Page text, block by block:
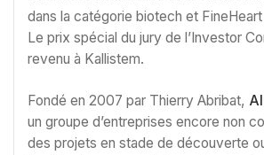
dans la catégorie biotech et
Le prix spécial du jury de l’Investor
revenu à Kallistem.
Fondé en 2007 par Thierry Abribat,
un groupe d’entreprises encore non
des projets en stade de découverte